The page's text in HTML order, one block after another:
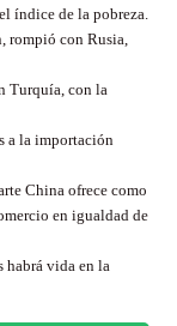
índice de la pobreza.
rompió con Rusia,
Turquía, con la
a la importación
China ofrece como
en igualdad de
habrá vida en la